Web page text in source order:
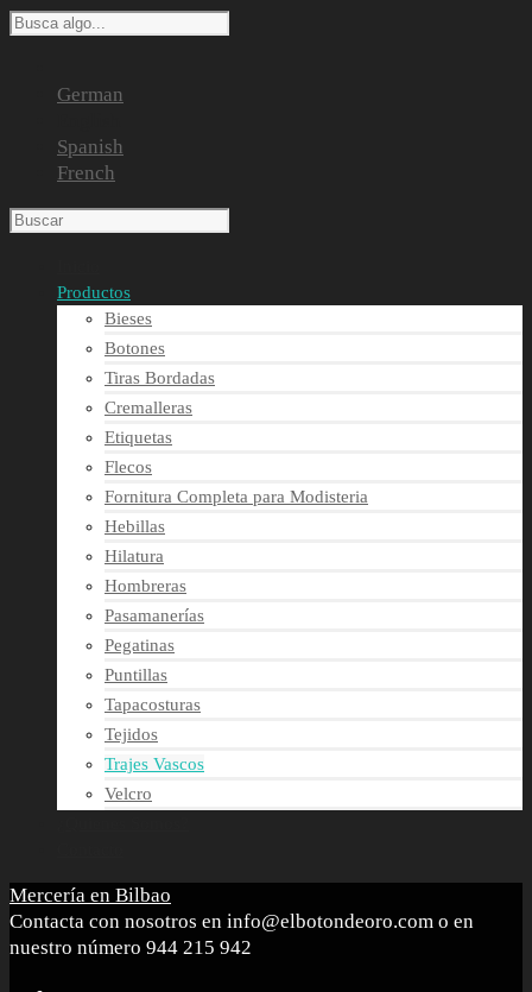
German
Spanish
French
Productos
Bieses
Botones
Tiras Bordadas
Cremalleras
Etiquetas
Flecos
Fornitura Completa para Modisteria
Hebillas
Hilatura
Hombreras
Pasamanerías
Pegatinas
Puntillas
Tapacosturas
Tejidos
Trajes Vascos
Velcro
Mercería en Bilbao
Contacta con nosotros en info@elbotondeoro.com o en
nuestro número 944 215 942